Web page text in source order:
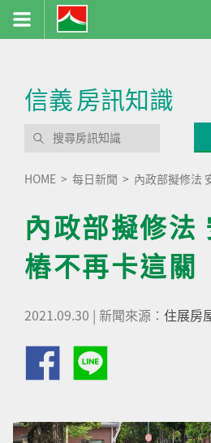
信義房訊知識
HOME 每日新聞 內政部擬修法
內政部擬修法
樁不再卡這關
2021.09.30 | 新聞來源： 住展房